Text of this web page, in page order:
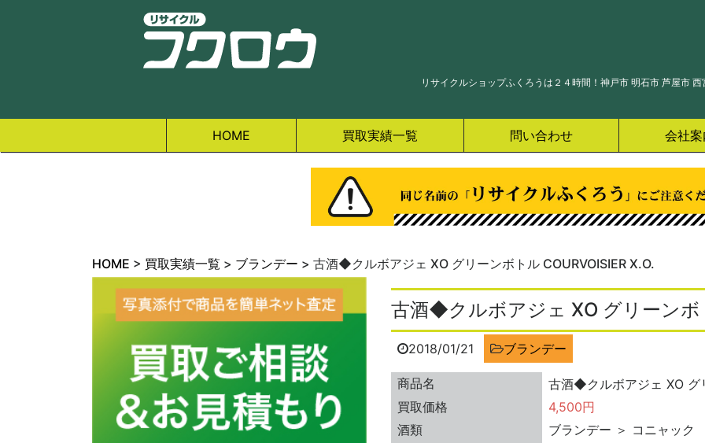
リサイクルショップふくろうは２４時間！神戸市 明石市 芦屋市
HOME 買取実績一覧 問い合わせ 会社
HOME > 買取実績一覧 > ブランデー > 古酒◆クルボアジェ XO グリーンボトル COURVOISIER X.O.
古酒◆クルボアジェ XO グリーンボ
2018/01/21 ブランデー
商品名
古酒◆クルボアジェ XO グ
買取価格
4,500円
酒類
ブランデー ＞ コニャック